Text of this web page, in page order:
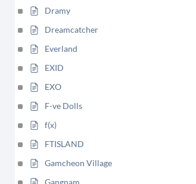
Dramy
Dreamcatcher
Everland
EXID
EXO
F-ve Dolls
f(x)
FTISLAND
Gamcheon Village
Gangnam